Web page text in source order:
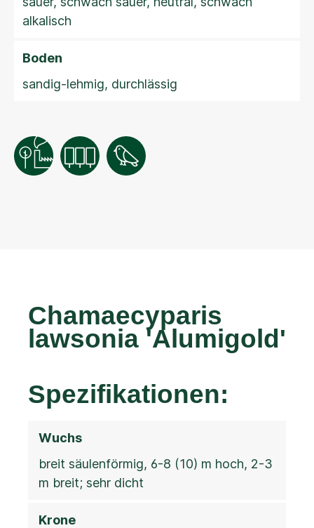
alkalisch
Boden
sandig-lehmig, durchlässig
Chamaecyparis
lawsonia 'Alumigold'
Spezifikationen:
Wuchs
breit säulenförmig, 6-8 (10) m hoch, 2-3
m breit; sehr dicht
Krone